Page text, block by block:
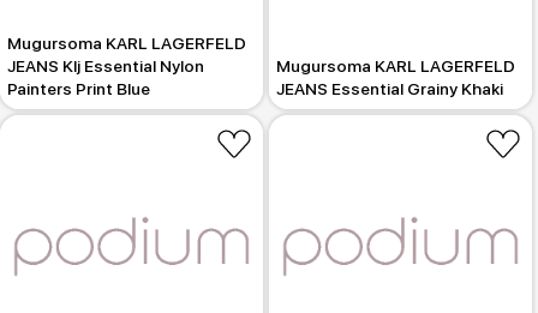
Mugursoma KARL LAGERFELD
JEANS Klj Essential Nylon
Painters Print Blue
Mugursoma KARL LAGERFELD
JEANS Essential Grainy Khaki